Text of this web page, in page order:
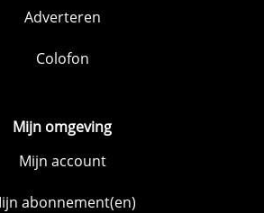
Adverteren
Colofon
Mijn omgeving
Mijn account
abonnement(en)